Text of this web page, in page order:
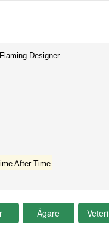
Designer
After Time